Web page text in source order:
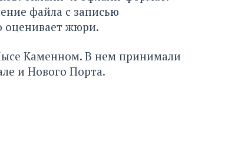
файла с записью
оценивает жюри.
Каменном. В нем принимали
и Нового Порта.